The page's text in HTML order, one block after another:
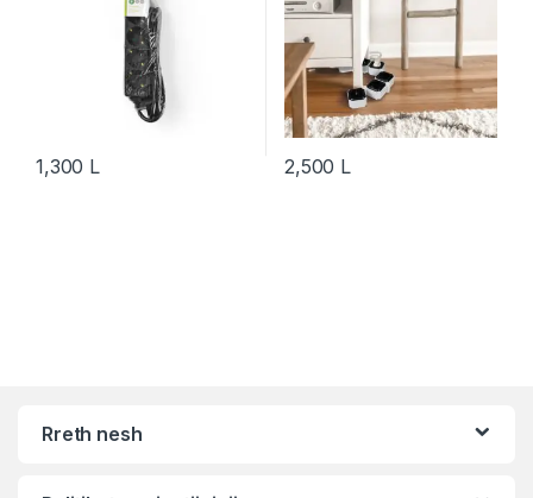
1,300 L 2,500 L
Rreth nesh